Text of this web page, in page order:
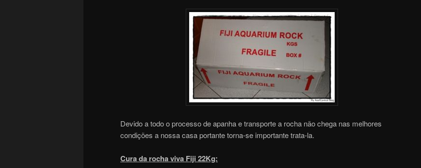
Devido a todo o processo de apanha e transporte a rocha não chega nas melhores
condições a nossa casa portante torna-se importante trata-la.
Cura da rocha viva Fiji 22Kg: